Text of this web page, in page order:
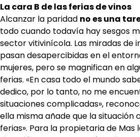
La cara B de las ferias de vinos
Alcanzar la paridad no es una
todo cuando todavía hay sesgos
sector vitivinícola. Las miradas de
pasan desapercibidas en el
mujeres, pero se magnifican en
ferias. «En casa todo el mundo
dedico, por lo tanto, no me
situaciones complicadas»,
ella misma añade que la situación
ferias». Para la propietaria de Mas